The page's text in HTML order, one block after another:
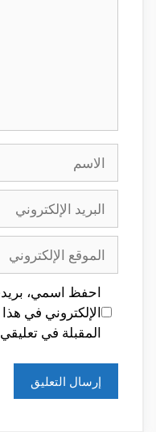
الاسم
البريد
الإلكتروني
الموقع
الإلكتروني
احفظ اسمي،
الإلكتروني في
المقبلة في